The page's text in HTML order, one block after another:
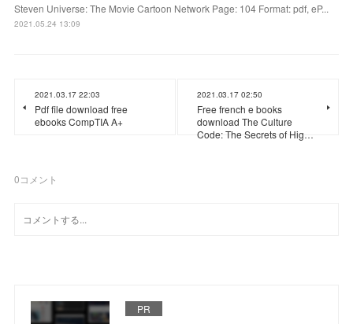
Steven Universe: The Movie Cartoon Network Page: 104 Format: pdf, eP...
2021.05.24 13:09
2021.03.17 22:03
Pdf file download free
ebooks CompTIA A+
2021.03.17 02:50
Free french e books
download The Culture
Code: The Secrets of Hig…
0コメント
PR